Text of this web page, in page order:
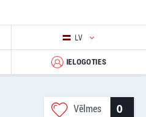
LV
IELOGOTIES
Vēlmes 0